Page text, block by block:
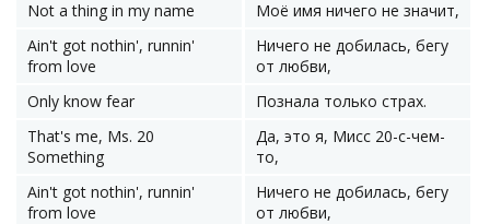
Not a thing in my name
Моё имя ничего не значит,
Ain't got nothin', runnin'
from love
Ничего не добилась, бегу
от любви,
Only know fear
Познала только страх.
That's me, Ms. 20
Something
Да, это я, Мисс 20-с-чем-
то,
Ain't got nothin', runnin'
from love
Ничего не добилась, бегу
от любви,